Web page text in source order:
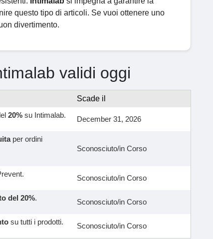
questo tipo di articoli. Se vuoi ottenere uno
divertimento.
validi oggi
Scade il
20% su Intimalab. December 31, 2026
per ordini
Sconosciuto/in Corso
Sconosciuto/in Corso
del 20%. Sconosciuto/in Corso
su tutti i prodotti. Sconosciuto/in Corso